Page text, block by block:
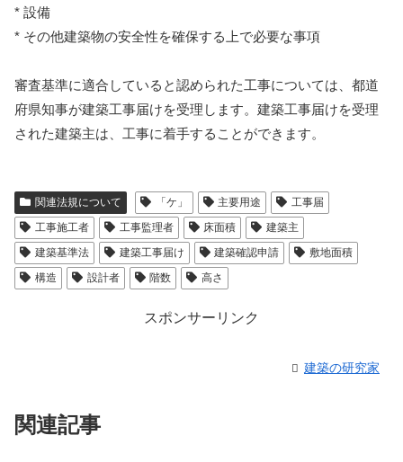
* 設備
* その他建築物の安全性を確保する上で必要な事項
審査基準に適合していると認められた工事については、都道
府県知事が建築工事届けを受理します。建築工事届けを受理
された建築主は、工事に着手することができます。
関連法規について 「ケ」 主要用途
工事届
工事施工者
工事監理者 床面積
建築主
建築基準法
建築工事届け 建築確認申請
敷地面積
構造
設計者 階数 高さ
スポンサーリンク
建築の研究家
関連記事